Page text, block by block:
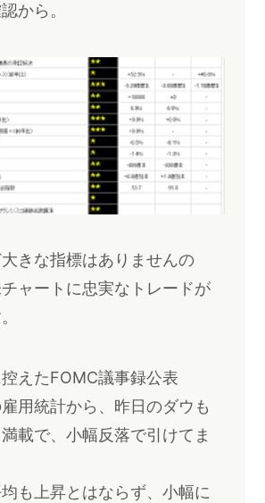
から。
きな指標はありませんの
ャートに忠実なトレードが
えたFOMC議事録公表
用統計から、昨日のダウも
載で、小幅反落で引けてま
も上昇とはならず、小幅に